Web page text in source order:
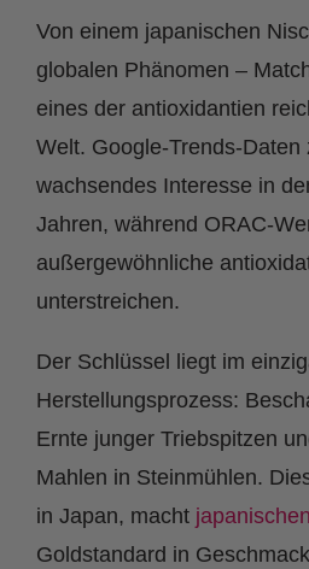
Von einem japanischen
globalen Phänomen –
eines der antioxidantien
Welt. Google-Trends-Daten
wachsendes Interesse in
Jahren, während ORAC-
außergewöhnliche
unterstreichen.
Der Schlüssel liegt im
Herstellungsprozess:
Ernte junger Triebspitzen
Mahlen in Steinmühlen.
in Japan, macht
Goldstandard in